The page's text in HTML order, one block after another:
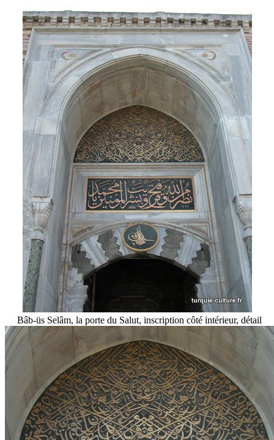
Bâb-üs Selâm, la porte du Salut, inscription côté intérieur, détail